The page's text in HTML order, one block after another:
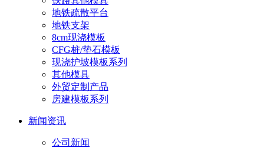
地铁疏散平台
地铁支架
8cm现浇模板
CFG桩/垫石模板
现浇护坡模板系列
其他模具
外贸定制产品
房建模板系列
新闻资讯
公司新闻